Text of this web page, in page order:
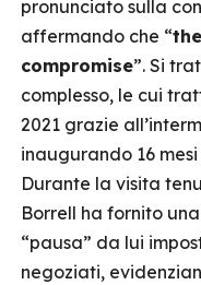
pronunciato sulla
affermando che “
compromise”. Si
complesso, le cui
2021 grazie
inaugurando 16
Durante la visita
Borrell ha fornito
“pausa” da lui
negoziati,